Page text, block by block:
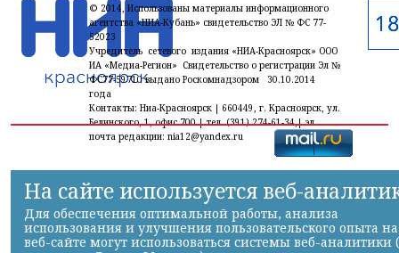
© 2014, Использованы материалы информационного
агентства «НИА-Кубань» свидетельство ЭЛ № ФС 77-
52023
Учредитель сетевого издания «НИА-Красноярск» ООО
ИА «Медиа-Регион» Свидетельство о регистрации Эл №
ФС77-59710 выдано Роскомнадзором 30.10.2014
года
Контакты: Ниа-Красноярск | 660449, г. Красноярск, ул.
Белинского, 1, офис 700 | тел. (391) 274-61-34,| эл.
почта редакции: nia12@yandex.ru
На сайте используется веб-
Для обеспечения оптимальной работы, анализа
использования и улучшения пользовательского опыта на
веб-сайте могут использоваться системы веб-аналитики